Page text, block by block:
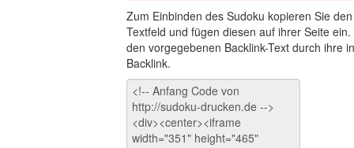
Zum Einbinden des Sudoku kopieren Sie
Textfeld und fügen diesen auf ihrer Seite
den vorgegebenen Backlink-Text durch ihre
Backlink.